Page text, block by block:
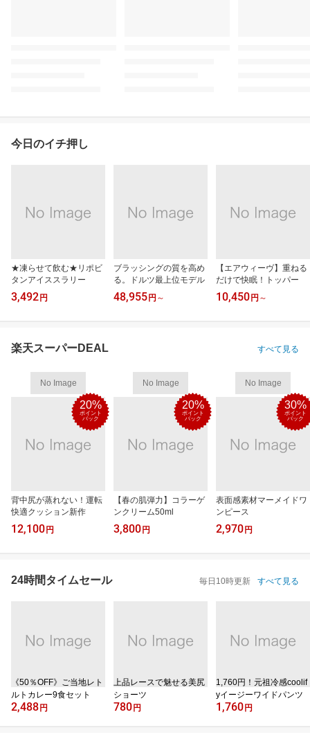
今日のイチ押し
★凍らせて飲む★リポビ
タンアイススラリー
3,492 円
ブラッシングの質を高め
る。ドルツ最上位モデル
48,955 円 ～
【エアウィーヴ】重ねる
だけで快眠！トッパー
10,450 円 ～
楽天スーパーDEAL すべて見る
No Image
20%
ポイント
バック
背中尻が蒸れない！運転
快適クッション新作
12,100 円
No Image
20%
ポイント
バック
【春の肌弾力】コラーゲ
ンクリーム50ml
3,800 円
No Image
30%
ポイント
バック
表面感素材マーメイドワ
ンピース
2,970 円
24時間タイムセール 毎日10時更新 すべて見る
《50％OFF》ご当地レト
ルトカレー9食セット
2,488 円
上品レースで魅せる美尻
ショーツ
780 円
1,760円！元祖冷感coolif
yイージーワイドパンツ
1,760 円